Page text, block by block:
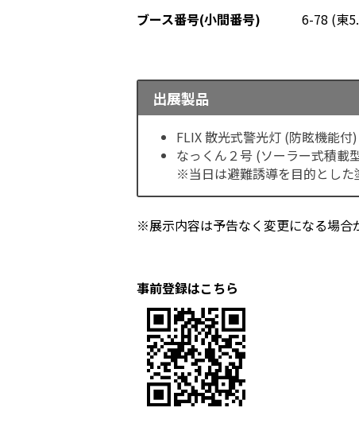
ブース番号(小間番号)
6-78 (東
出展製品
FLIX 散光式警光灯 (防眩機能付)
なっくん２号 (ソーラー式積載
※当日は避難誘導を目的とし
※展示内容は予告なく変更になる場合
事前登録はこちら